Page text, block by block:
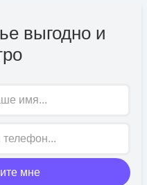
выгодно и
мне